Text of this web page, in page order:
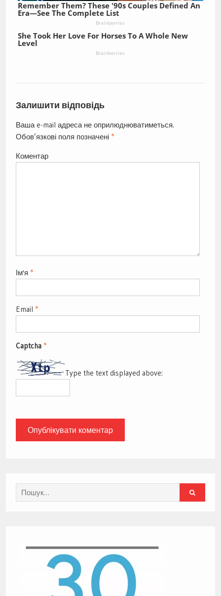
Remember Them? These '90s Couples Defined An
Era—See The Complete List
Brainberries
She Took Her Love For Horses To A Whole New
Level
Brainberries
Залишити відповідь
Ваша e-mail адреса не оприлюднюватиметься.
Обов’язкові поля позначені *
Коментар
Ім'я *
Email *
Captcha *
Type the text displayed above:
Search
for: